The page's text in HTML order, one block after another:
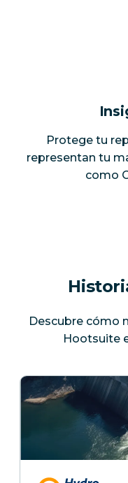
Protege tu
representan tu
como
Descubre cómo
Hootsuite